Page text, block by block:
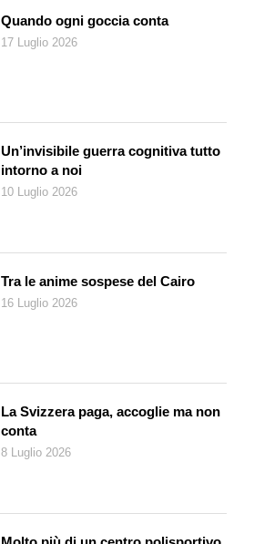
Quando ogni goccia conta
17 Luglio 2026
Un’invisibile guerra cognitiva tutto
intorno a noi
10 Luglio 2026
Tra le anime sospese del Cairo
16 Luglio 2026
La Svizzera paga, accoglie ma non
conta
8 Luglio 2026